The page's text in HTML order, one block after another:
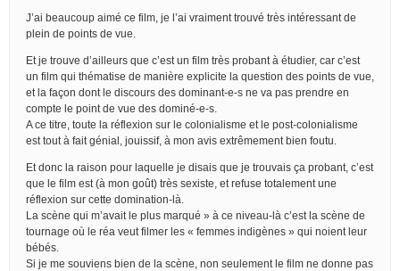
J’ai beaucoup aimé ce film, je l’ai vraiment trouvé très intéressant de
plein de points de vue.
Et je trouve d’ailleurs que c’est un film très probant à étudier, car c’est
un film qui thématise de manière explicite la question des points de vue,
et la façon dont le discours des dominant-e-s ne va pas prendre en
compte le point de vue des dominé-e-s.
A ce titre, toute la réflexion sur le colonialisme et le post-colonialisme
est tout à fait génial, jouissif, à mon avis extrêmement bien foutu.
Et donc la raison pour laquelle je disais que je trouvais ça probant, c’est
que le film est (à mon goût) très sexiste, et refuse totalement une
réflexion sur cette domination-là.
La scène qui m’avait le plus marqué » à ce niveau-là c’est la scène de
tournage où le réa veut filmer les « femmes indigènes » qui noient leur
bébés.
Si je me souviens bien de la scène, non seulement le film ne donne pas